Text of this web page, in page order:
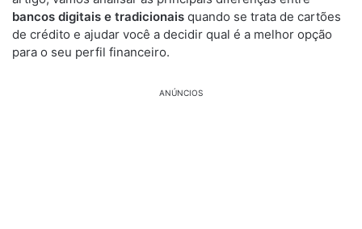
bancos digitais e tradicionais quando se trata de cartões
de crédito e ajudar você a decidir qual é a melhor opção
para o seu perfil financeiro.
ANÚNCIOS